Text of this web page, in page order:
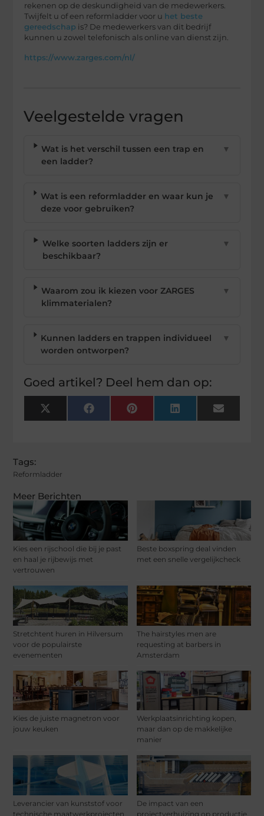
Meer Berichten
Kies een rijschool die bij je past
en haal je rijbewijs met
vertrouwen
Beste boxspring deal vinden
met een snelle vergelijkcheck
Stretchtent huren in Hilversum
voor de populairste
evenementen
The hairstyles men are
requesting at barbers in
Amsterdam
Kies de juiste magnetron voor
jouw keuken
Werkplaatsinrichting kopen,
maar dan op de makkelijke
manier
Leverancier van kunststof voor
technische maatwerkprojecten
De impact van een
projectverhuizing op productie
rekenen op de deskundigheid van de medewerkers.
Twijfelt u of een reformladder voor u het beste
gereedschap is? De medewerkers van dit bedrijf
kunnen u zowel telefonisch als online van dienst zijn.
https://www.zarges.com/nl/
Veelgestelde vragen
Wat is het verschil tussen een trap en
een ladder?
▼
Wat is een reformladder en waar kun je
deze voor gebruiken?
▼
Welke soorten ladders zijn er
beschikbaar?
▼
Waarom zou ik kiezen voor ZARGES
klimmaterialen?
▼
Kunnen ladders en trappen individueel
worden ontworpen?
▼
Goed artikel? Deel hem dan op:
X
(Twitter)
FacebookPinterest LinkedIn Email
Tags:
Reformladder